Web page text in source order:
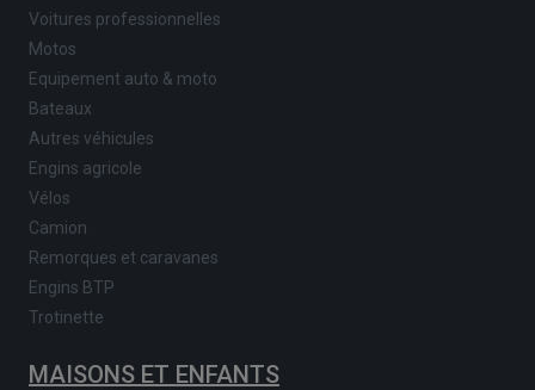
Voitures professionnelles
Motos
Equipement auto & moto
Bateaux
Autres véhicules
Engins agricole
Vélos
Camion
Remorques et caravanes
Engins BTP
Trotinette
MAISONS ET ENFANTS